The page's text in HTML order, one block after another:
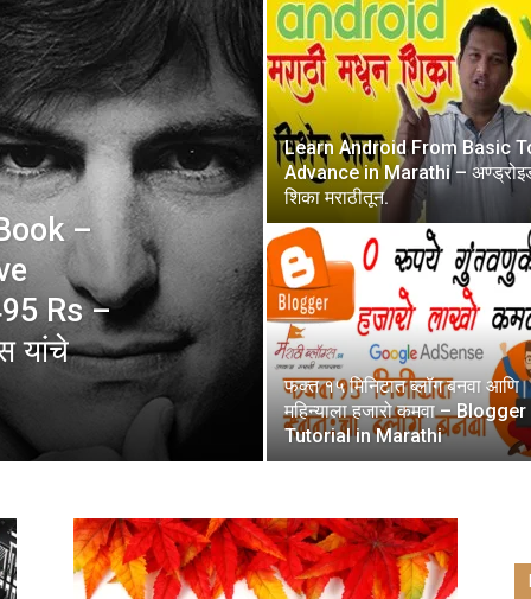
–
Rs –
यांचे
Learn Android From Basic
Advance in Marathi –
शिका मराठीतून.
फक्त १५ मिनिटात ब्लॉग बनवा आणि
महिन्याला हजारो कमवा – Blogger
Tutorial in Marathi